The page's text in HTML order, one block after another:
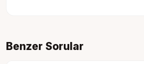
Benzer Sorular